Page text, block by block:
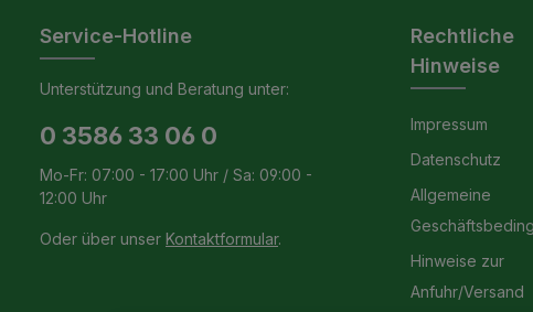
Service-Hotline
Unterstützung und Beratung unter:
0 3586 33 06 0
Mo-Fr: 07:00 - 17:00 Uhr / Sa: 09:00 -
12:00 Uhr
Oder über unser Kontaktformular.
Rechtliche
Hinweise
Impressum
Datenschutz
Allgemeine
Hinweise zur
Anfuhr/Versand